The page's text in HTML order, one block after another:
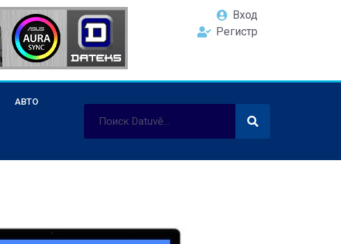
Вход
Регистр
АВТО